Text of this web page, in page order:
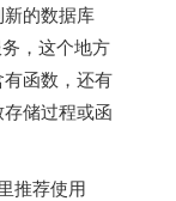
的数据库
，这个地方
函数，还有
储过程或函
推荐使用